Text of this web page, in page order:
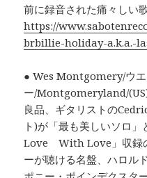
前に録音された痛々しい
https://
brbillie-holiday-a.k.a.-
● Wes Montgomery/ウエ
ー/Montgomeryland/
良品、ギタリストの
ト)が「最も美しいソロ
Love With Love」収録
ーが聴ける名盤、ハロル